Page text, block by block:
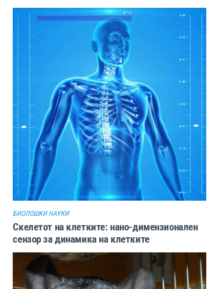
БИОЛОШКИ НАУКИ
Скелетот на клетките: нано-димензионален
сензор за динамика на клетките